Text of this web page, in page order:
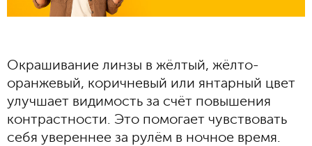
Окрашивание линзы в жёлтый, жёлто-
оранжевый, коричневый или янтарный цвет
улучшает видимость за счёт повышения
контрастности. Это помогает чувствовать
себя увереннее за рулём в ночное время.